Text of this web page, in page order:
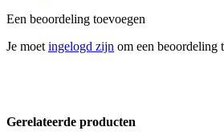
Een beoordeling toevoegen
Je moet ingelogd zijn om een beoordeling
Gerelateerde producten